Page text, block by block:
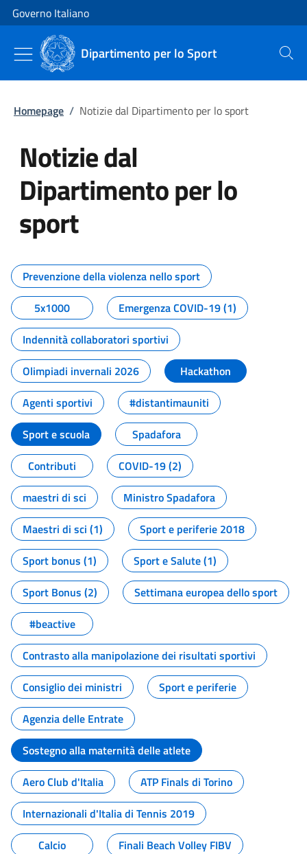
Vai al contenuto
Vai alla navigazione del sito
Governo Italiano
Dipartimento per lo Sport Cerca
Homepage / Notizie dal Dipartimento per lo sport
Notizie dal
Dipartimento per lo
sport
Tutti i contenuti della pagina
Prevenzione della violenza nello sport
5x1000
Emergenza COVID-19 (1)
Indennità collaboratori sportivi
Olimpiadi invernali 2026
Hackathon
Agenti sportivi
#distantimauniti
Sport e scuola
Spadafora
Contributi
COVID-19 (2)
maestri di sci
Ministro Spadafora
Maestri di sci (1)
Sport e periferie 2018
Sport bonus (1)
Sport e Salute (1)
Sport Bonus (2)
Settimana europea dello sport
#beactive
Contrasto alla manipolazione dei risultati sportivi
Consiglio dei ministri
Sport e periferie
Agenzia delle Entrate
Sostegno alla maternità delle atlete
Aero Club d'Italia
ATP Finals di Torino
Internazionali d'Italia di Tennis 2019
Calcio
Finali Beach Volley FIBV